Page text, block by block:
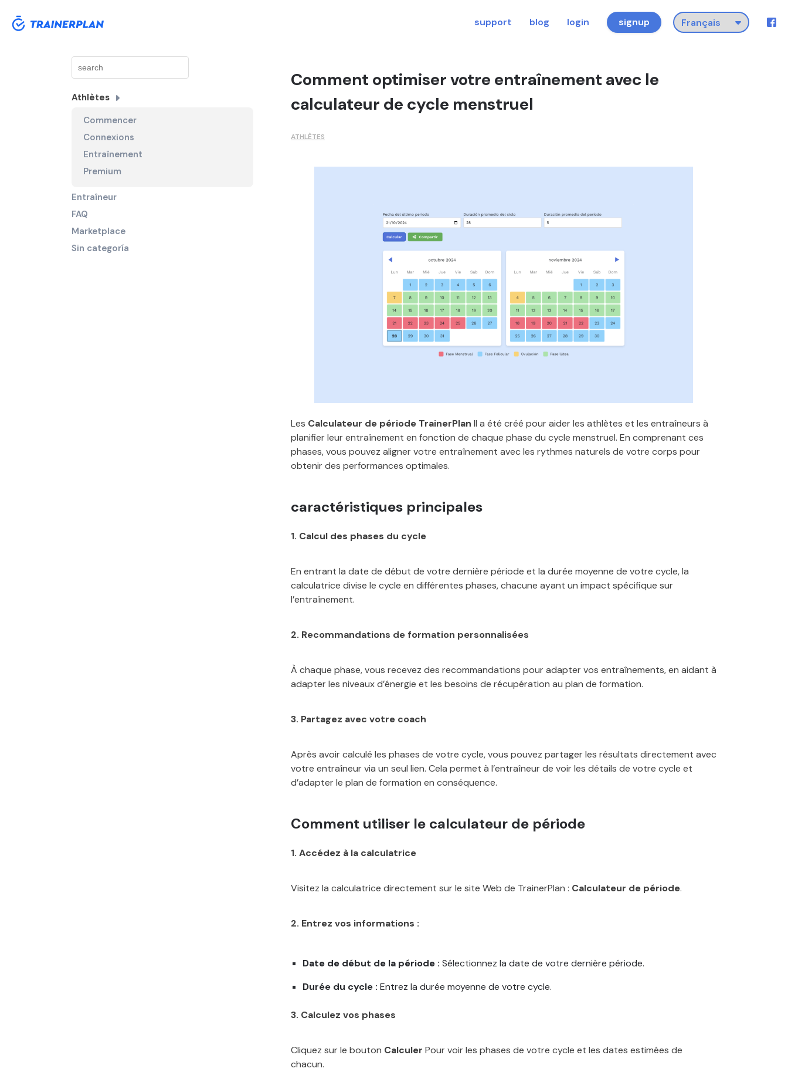
signup
login
blog
support
Comment optimiser votre entraînement avec le
calculateur de cycle menstruel
ATHLÈTES
Les Calculateur de période TrainerPlan Il a été créé pour aider les athlètes et les entraîneurs à
planifier leur entraînement en fonction de chaque phase du cycle menstruel. En comprenant ces
phases, vous pouvez aligner votre entraînement avec les rythmes naturels de votre corps pour
obtenir des performances optimales.
caractéristiques principales
1. Calcul des phases du cycle
En entrant la date de début de votre dernière période et la durée moyenne de votre cycle, la
calculatrice divise le cycle en différentes phases, chacune ayant un impact spécifique sur
l’entraînement.
2. Recommandations de formation personnalisées
À chaque phase, vous recevez des recommandations pour adapter vos entraînements, en aidant à
adapter les niveaux d’énergie et les besoins de récupération au plan de formation.
3. Partagez avec votre coach
Après avoir calculé les phases de votre cycle, vous pouvez partager les résultats directement avec
votre entraîneur via un seul lien. Cela permet à l’entraîneur de voir les détails de votre cycle et
d’adapter le plan de formation en conséquence.
Comment utiliser le calculateur de période
1. Accédez à la calculatrice
Visitez la calculatrice directement sur le site Web de TrainerPlan : Calculateur de période.
2. Entrez vos informations :
Date de début de la période : Sélectionnez la date de votre dernière période.
Durée du cycle : Entrez la durée moyenne de votre cycle.
3. Calculez vos phases
Cliquez sur le bouton Calculer Pour voir les phases de votre cycle et les dates estimées de
chacun.
Athlètes
Commencer
Connexions
Entraînement
Premium
Entraîneur
FAQ
Marketplace
Sin categoría